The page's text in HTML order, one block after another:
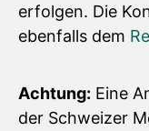
erfolgen. Die
ebenfalls dem
Achtung: Eine
der Schweizer